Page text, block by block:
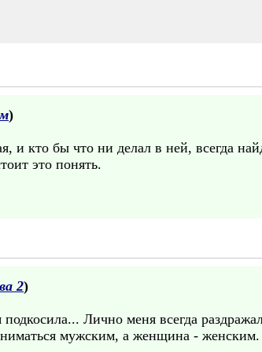
)
и кто бы что ни делал в ней, всегда
это понять.
2)
Лично меня всегда
мужским, а женщина - женским.